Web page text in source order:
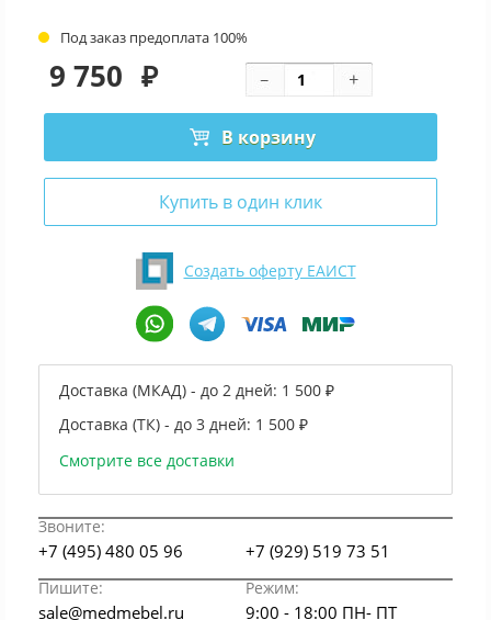
Под заказ предоплата 100%
9 750 ₽
В корзину
Купить в один клик
Создать оферту ЕАИСТ
Доставка (МКАД) - до 2 дней: 1 500 ₽
Доставка (ТК) - до 3 дней: 1 500 ₽
Смотрите все доставки
Звоните:
+7 (495) 480 05 96 +7 (929) 519 73 51
Пишите: Режим:
sale@medmebel.ru 9:00 - 18:00 ПН- ПТ